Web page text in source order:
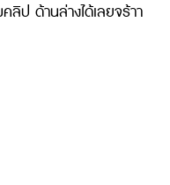
ลิป ด้านล่างได้เลยจร้าา